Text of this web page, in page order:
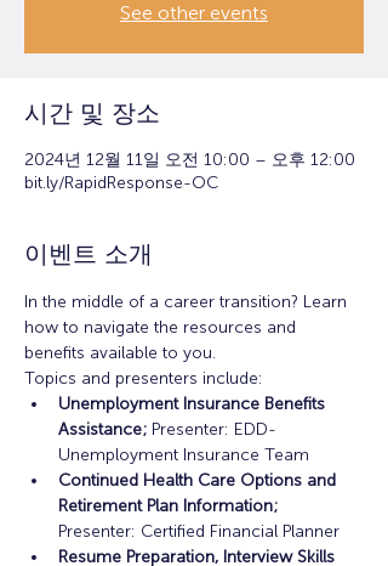
See other events
시간 및 장소
2024년 12월 11일 오전 10:00 – 오후 12:00
bit.ly/RapidResponse-OC
이벤트 소개
In the middle of a career transition? Learn
how to navigate the resources and
benefits available to you.
Topics and presenters include:
Unemployment Insurance Benefits
Assistance; Presenter: EDD-
Unemployment Insurance Team
Continued Health Care Options and
Retirement Plan Information;
Presenter: Certified Financial Planner
Resume Preparation, Interview Skills